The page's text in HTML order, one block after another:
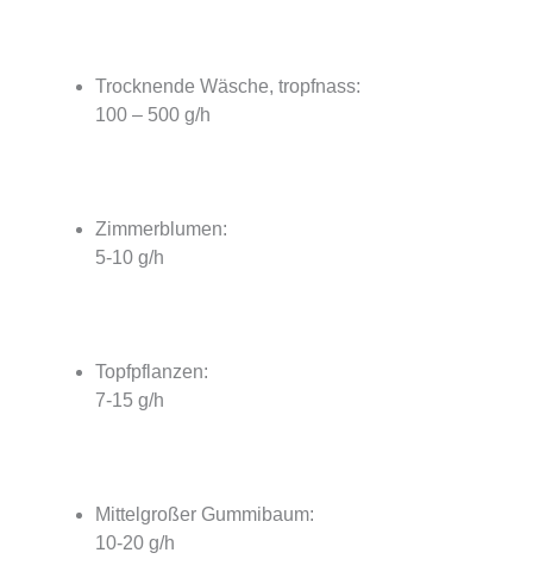
Trocknende Wäsche, tropfnass:
100 – 500 g/h
Zimmerblumen:
5-10 g/h
Topfpflanzen:
7-15 g/h
Mittelgroßer Gummibaum:
10-20 g/h